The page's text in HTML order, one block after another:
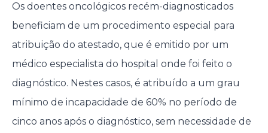
Os doentes oncológicos recém-diagnosticados
beneficiam de um procedimento especial para
atribuição do atestado, que é emitido por um
médico especialista do hospital onde foi feito o
diagnóstico. Nestes casos, é atribuído a um grau
mínimo de incapacidade de 60% no período de
cinco anos após o diagnóstico, sem necessidade de